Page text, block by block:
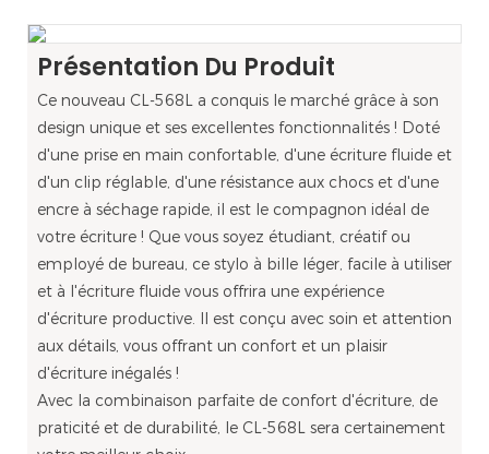
Présentation Du Produit
Ce nouveau CL-568L a conquis le marché grâce à son
design unique et ses excellentes fonctionnalités ! Doté
d'une prise en main confortable, d'une écriture fluide et
d'un clip réglable, d'une résistance aux chocs et d'une
encre à séchage rapide, il est le compagnon idéal de
votre écriture ! Que vous soyez étudiant, créatif ou
employé de bureau, ce stylo à bille léger, facile à utiliser
et à l'écriture fluide vous offrira une expérience
d'écriture productive. Il est conçu avec soin et attention
aux détails, vous offrant un confort et un plaisir
d'écriture inégalés !
Avec la combinaison parfaite de confort d'écriture, de
praticité et de durabilité, le CL-568L sera certainement